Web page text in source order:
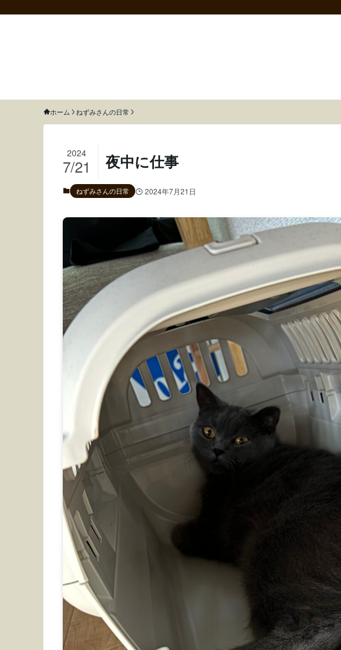
ホーム ねずみさんの日常
夜中に仕事
2024
7/21
ねずみさんの日常 2024年7月21日